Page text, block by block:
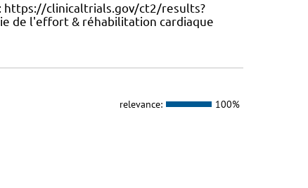
https://clinicaltrials.gov/ct2/results?
de l'effort & réhabilitation cardiaque
relevance: 100%